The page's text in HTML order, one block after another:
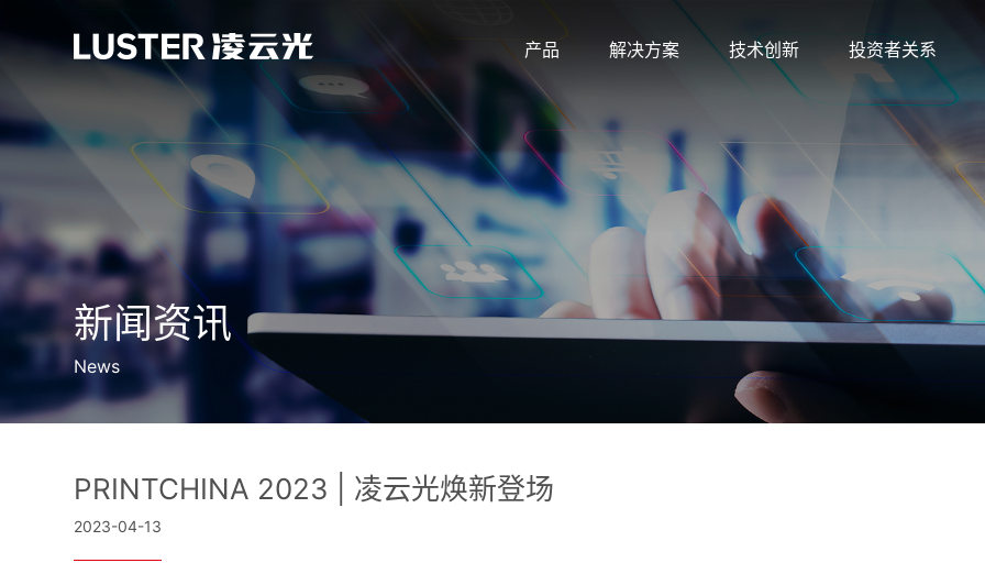
产品 解决方案 技术创新 投资者关系
新闻资讯
News
PRINTCHINA 2023 | 凌云光焕新登场
2023-04-13